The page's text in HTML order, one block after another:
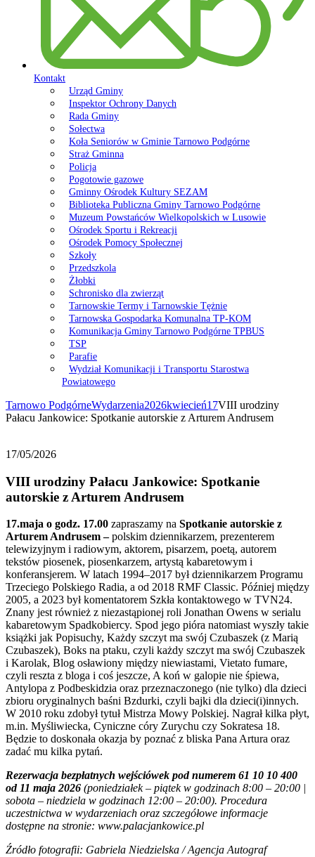
Kontakt
Urząd Gminy
Inspektor Ochrony Danych
Rada Gminy
Sołectwa
Koła Seniorów w Gminie Tarnowo Podgórne
Straż Gminna
Policja
Pogotowie gazowe
Gminny Ośrodek Kultury SEZAM
Biblioteka Publiczna Gminy Tarnowo Podgórne
Muzeum Powstańców Wielkopolskich w Lusowie
Ośrodek Sportu i Rekreacji
Ośrodek Pomocy Społecznej
Szkoły
Przedszkola
Żłobki
Schronisko dla zwierząt
Tarnowskie Termy i Tarnowskie Tężnie
Tarnowska Gospodarka Komunalna TP-KOM
Komunikacja Gminy Tarnowo Podgórne TPBUS
TSP
Parafie
Wydział Komunikacji i Transportu Starostwa
Powiatowego
Tarnowo PodgórneWydarzenia2026kwiecień17VIII urodziny
Pałacu Jankowice: Spotkanie autorskie z Arturem Andrusem
17/05/2026
VIII urodziny Pałacu Jankowice: Spotkanie
autorskie z Arturem Andrusem
17.maja o godz. 17.00 zapraszamy na Spotkanie autorskie z
Arturem Andrusem –polskim dziennikarzem, prezenterem
telewizyjnym i radiowym, aktorem, pisarzem, poetą, autorem
tekstów piosenek, piosenkarzem, artystą kabaretowym i
konferansjerem. W latach 1994–2017 był dziennikarzem Programu
Trzeciego Polskiego Radia, a od 2018 RMF Classic. Później między
2005, a 2023 był komentatorem Szkła kontaktowego w TVN24.
Znany jest również z niezastąpionej roli Jonathan Owens w serialu
kabaretowym Spadkobiercy. Spod jego pióra natomiast wyszły takie
książki jak Popisuchy, Każdy szczyt ma swój Czubaszek (z Marią
Czubaszek), Boks na ptaku, czyli każdy szczyt ma swój Czubaszek
i Karolak, Blog osławiony między niewiastami, Vietato fumare,
czyli reszta z bloga i coś jeszcze, A koń w galopie nie śpiewa,
Antylopa z Podbeskidzia oraz przeznaczonego (nie tylko) dla dzieci
zbioru oryginalnych baśni Bzdurki, czyli bajki dla dzieci(i)innych.
W 2010 roku zdobył tytuł Mistrza Mowy Polskiej. Nagrał kilka płyt,
m.in. Myśliwiecka, Cyniczne córy Zurychu czy Sokratesa 18.
Będzie to doskonała okazja by poznać z bliska Pana Artura oraz
zadać mu kilka pytań.
Rezerwacja bezpłatnych wejściówek pod numerem 61 10 10 400
od 11 maja 2026 (poniedziałek – piątek w godzinach 8:00 – 20:00 |
sobota – niedziela w godzinach 12:00 – 20:00). Procedura
uczestnictwa w wydarzeniach oraz szczegółowe informacje
dostępne na stronie: www.palacjankowice.pl
Źródło fotografii: Gabriela Niedzielska / Agencja Autograf